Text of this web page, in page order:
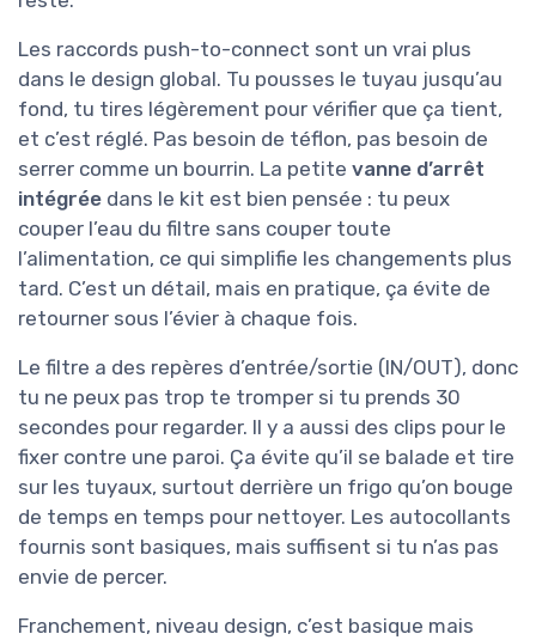
Les raccords push-to-connect sont un vrai plus
dans le design global. Tu pousses le tuyau jusqu’au
fond, tu tires légèrement pour vérifier que ça tient,
et c’est réglé. Pas besoin de téflon, pas besoin de
serrer comme un bourrin. La petite vanne d’arrêt
intégrée dans le kit est bien pensée : tu peux
couper l’eau du filtre sans couper toute
l’alimentation, ce qui simplifie les changements plus
tard. C’est un détail, mais en pratique, ça évite de
retourner sous l’évier à chaque fois.
Le filtre a des repères d’entrée/sortie (IN/OUT), donc
tu ne peux pas trop te tromper si tu prends 30
secondes pour regarder. Il y a aussi des clips pour le
fixer contre une paroi. Ça évite qu’il se balade et tire
sur les tuyaux, surtout derrière un frigo qu’on bouge
de temps en temps pour nettoyer. Les autocollants
fournis sont basiques, mais suffisent si tu n’as pas
envie de percer.
Franchement, niveau design, c’est basique mais